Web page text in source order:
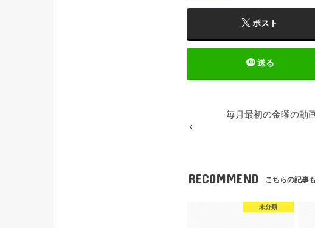
ポスト
送る
毎月最初の金曜の動
RECOMMEND こちらの記事
未分類